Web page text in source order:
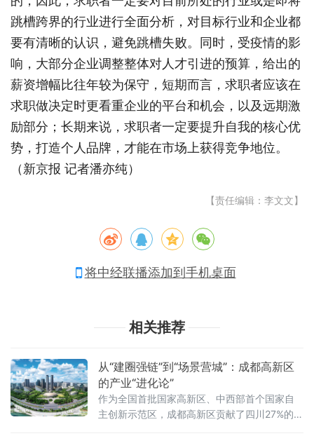
跳槽跨界的行业进行全面分析，对目标行业和企业都
要有清晰的认识，避免跳槽失败。同时，受疫情的影
响，大部分企业调整整体对人才引进的预算，给出的
薪资增幅比往年较为保守，短期而言，求职者应该在
求职做决定时更看重企业的平台和机会，以及远期激
励部分；长期来说，求职者一定要提升自我的核心优
势，打造个人品牌，才能在市场上获得竞争地位。
（新京报 记者潘亦纯）
【责任编辑：李文文】
将中经联播添加到手机桌面
相关推荐
从“建圈强链”到“场景营城”：成都高新区
的产业“进化论”
作为全国首批国家高新区、中西部首个国家自
主创新示范区，成都高新区贡献了四川27%的专